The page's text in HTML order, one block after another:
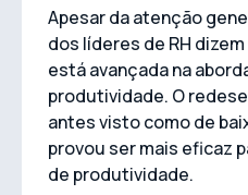
Apesar da atenção
dos líderes de RH
está avançada na
produtividade. O
antes visto como de
provou ser mais eficaz
de produtividade.